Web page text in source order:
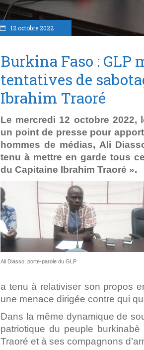
12 octobre 2022
Burkina Faso : GLP
tentatives de
Ibrahim Traoré
Le mercredi 12 octobre 2022,
un point de presse pour
hommes de médias, Ali
tenu à mettre en garde tous
du Capitaine Ibrahim Traoré ».
Ali Diasso, porte-parole du GLP
a tenu à relativiser son propos
une menace dirigée contre qui
Dans la même dynamique de
patriotique du peuple
Traoré et à ses compagnons